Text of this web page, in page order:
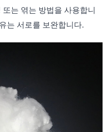
는 엮는 방법을 사용합니
는 서로를 보완합니다.